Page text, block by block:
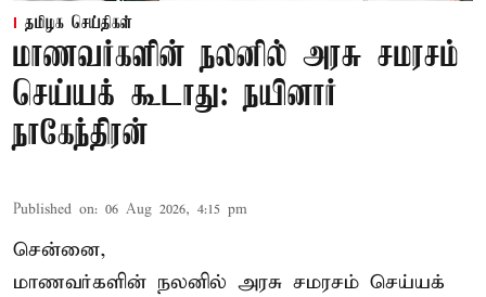
தமிழக செய்திகள்
மாணவர்களின் நலனில் அரசு சமரசம்
செய்யக் கூடாது: நயினார்
நாகேந்திரன்
Published on: 06 Aug 2026, 4:15 pm
சென்னை,
மாணவர்களின் நலனில் அரசு சமரசம் செய்யக்